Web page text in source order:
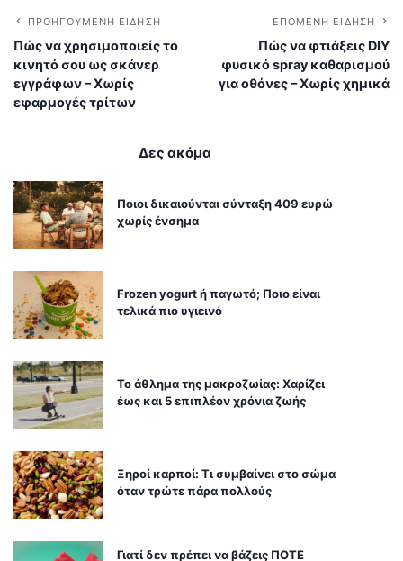
ΠΡΟΗΓΟΎΜΕΝΗ ΕΊΔΗΣΗ
Πώς να χρησιμοποιείς το
κινητό σου ως σκάνερ
εγγράφων – Χωρίς
εφαρμογές τρίτων
ΕΠΌΜΕΝΗ ΕΊΔΗΣΗ
Πώς να φτιάξεις DIY
φυσικό spray καθαρισμού
για οθόνες – Χωρίς χημικά
Δες ακόμα
Ποιοι δικαιούνται σύνταξη 409 ευρώ
χωρίς ένσημα
Frozen yogurt ή παγωτό; Ποιο είναι
τελικά πιο υγιεινό
Το άθλημα της μακροζωίας: Χαρίζει
έως και 5 επιπλέον χρόνια ζωής
Ξηροί καρποί: Τι συμβαίνει στο σώμα
όταν τρώτε πάρα πολλούς
Γιατί δεν πρέπει να βάζεις ΠΟΤΕ